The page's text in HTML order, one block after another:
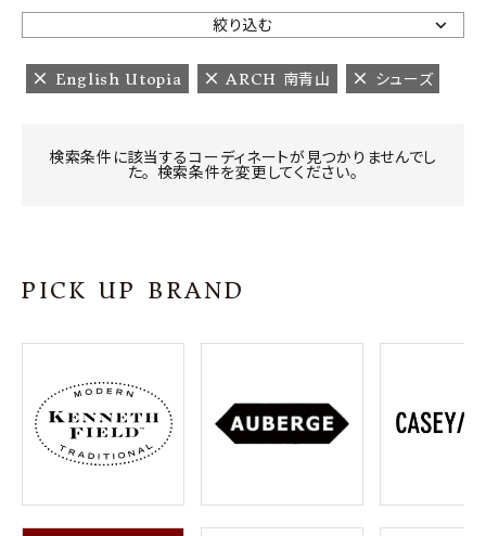
ARCH EXCLUSIVE
BRAND
INFORMATION
ご利用ガイド
プライバシーポリシー
特定商取引法について
お問い合わせ
OFFICIAL WEB SITE
絞り込む
English Utopia ARCH 南青山 シューズ
検索条件に該当するコーディネートが見つかりませんでし
た。 検索条件を変更してください。
PICK UP BRAND